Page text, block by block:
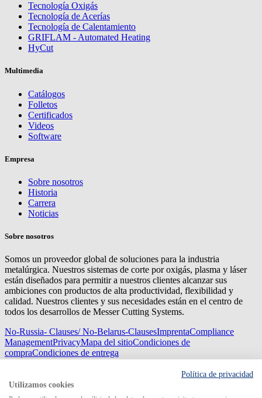
Tecnología Oxigás
Tecnología de Acerías
Tecnología de Calentamiento
GRIFLAM - Automated Heating
HyCut
Multimedia
Catálogos
Folletos
Certificados
Videos
Software
Empresa
Sobre nosotros
Historia
Carrera
Noticias
Sobre nosotros
Somos un proveedor global de soluciones para la industria
metalúrgica. Nuestros sistemas de corte por oxigás, plasma y láser
están diseñados para permitir a nuestros clientes alcanzar sus
ambiciones con productos de alta productividad, flexibilidad y
calidad. Nuestros clientes y sus necesidades están en el centro de
todos los desarrollos de Messer Cutting Systems.
No-Russia- Clauses/ No-Belarus-ClausesImprentaCompliance
ManagementPrivacyMapa del sitioCondiciones de
compraCondiciones de entrega
Política de privacidad
Utilizamos cookies